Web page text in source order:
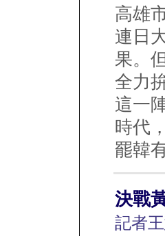
高雄
連日
果。
全力
這一
時代
罷韓
決戰
記者